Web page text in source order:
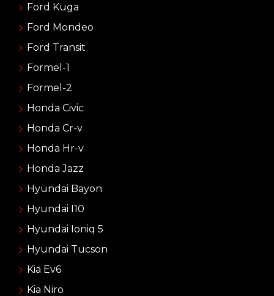
Ford Kuga
Ford Mondeo
Ford Transit
Formel-1
Formel-2
Honda Civic
Honda Cr-v
Honda Hr-v
Honda Jazz
Hyundai Bayon
Hyundai I10
Hyundai Ioniq 5
Hyundai Tucson
Kia Ev6
Kia Niro